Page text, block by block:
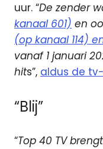
uur. “De zender
kanaal 601) en
(op kanaal 114)
vanaf 1 januari
hits”, aldus de
“Blij”
“Top 40 TV